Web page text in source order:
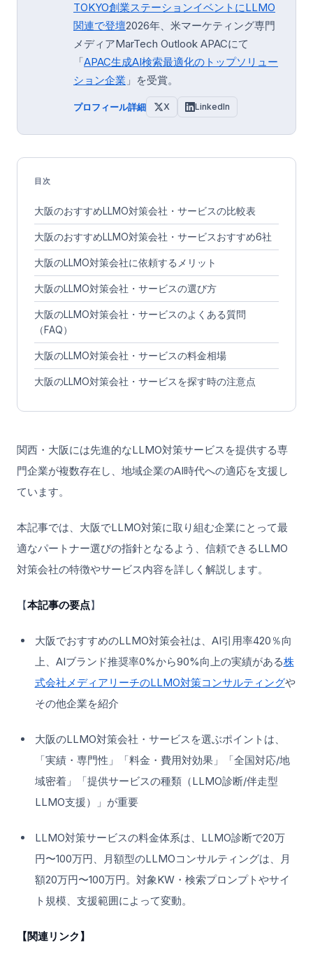
TOKYO創業ステーションイベントにLLMO
関連で登壇2026年、米マーケティング専門
メディアMarTech Outlook APACにて
「APAC生成AI検索最適化のトップソリュー
ション企業 」を受賞。
プロフィール詳細 X LinkedIn
目次
大阪のおすすめLLMO対策会社・サービスの比較表
大阪のおすすめLLMO対策会社・サービスおすすめ6社
大阪のLLMO対策会社に依頼するメリット
大阪のLLMO対策会社・サービスの選び方
大阪のLLMO対策会社・サービスのよくある質問
（FAQ）
大阪のLLMO対策会社・サービスの料金相場
大阪のLLMO対策会社・サービスを探す時の注意点
関西・大阪には先進的なLLMO対策サービスを提供する専
門企業が複数存在し、地域企業のAI時代への適応を支援し
ています。
本記事では、大阪でLLMO対策に取り組む企業にとって最
適なパートナー選びの指針となるよう、信頼できるLLMO
対策会社の特徴やサービス内容を詳しく解説します。
【本記事の要点】
大阪でおすすめのLLMO対策会社は、AI引用率420％向
上、AIブランド推奨率0%から90%向上の実績がある株
式会社メディアリーチのLLMO対策コンサルティングや
その他企業を紹介
大阪のLLMO対策会社・サービスを選ぶポイントは、
「実績・専門性」「料金・費用対効果」「全国対応/地
域密着」「提供サービスの種類（LLMO診断/伴走型
LLMO支援）」が重要
LLMO対策サービスの料金体系は、LLMO診断で20万
円〜100万円、月額型のLLMOコンサルティングは、月
額20万円〜100万円。対象KW・検索プロンプトやサイ
ト規模、支援範囲によって変動。
【関連リンク】